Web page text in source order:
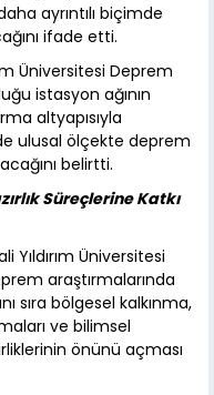
ayrıntılı biçimde
ifade etti.
Üniversitesi Deprem
istasyon ağının
altyapısıyla
ulusal ölçekte deprem
belirtti.
Süreçlerine Katkı
Yıldırım Üniversitesi
araştırmalarında
sıra bölgesel kalkınma,
ve bilimsel
önünü açması